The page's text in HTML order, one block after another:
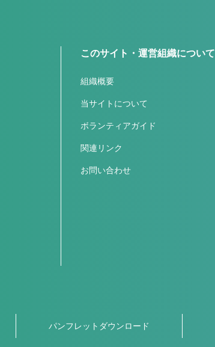
このサイト・運営組織について
組織概要
当サイトについて
ボランティアガイド
関連リンク
お問い合わせ
パンフレットダウンロード